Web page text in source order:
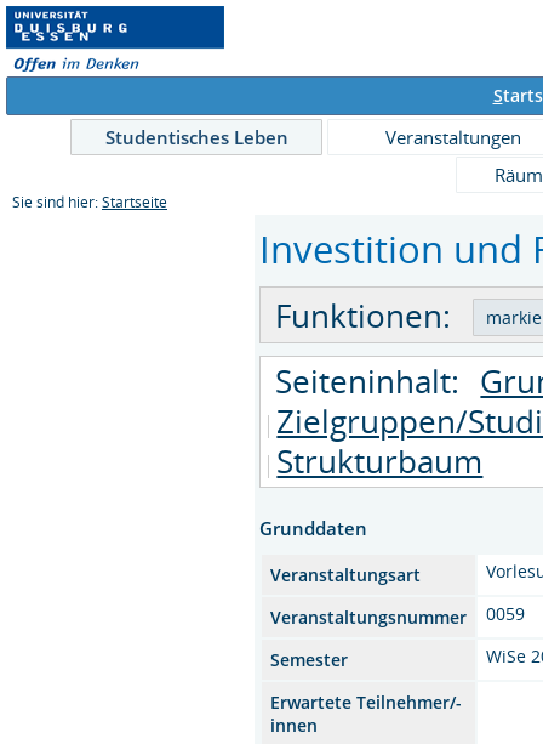
S
Studentisches Leben
Veranstaltungen
Sie sind hier: Startseite
Investition und
Funktionen:
Seiteninhalt:
Zielgruppen/
Strukturbaum
Grunddaten
Veranstaltungsart
Veranstaltungsnummer
0059
Semester
WiSe
Erwartete Teilnehmer/-
innen